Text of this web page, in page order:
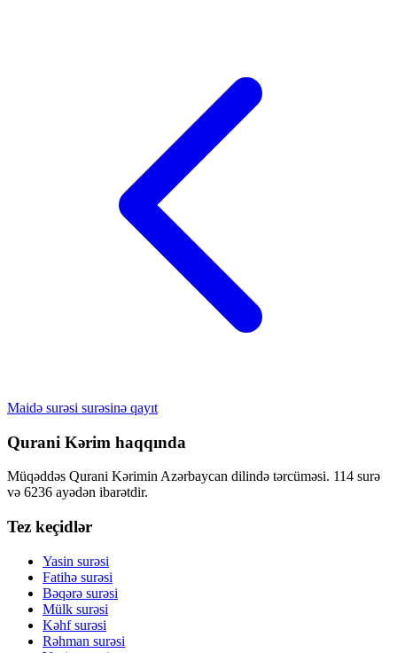
Maidə surəsi surəsinə qayıt
Qurani Kərim haqqında
Müqəddəs Qurani Kərimin Azərbaycan dilində tərcüməsi. 114 surə
və 6236 ayədən ibarətdir.
Tez keçidlər
Yasin surəsi
Fatihə surəsi
Bəqərə surəsi
Mülk surəsi
Kəhf surəsi
Rəhman surəsi